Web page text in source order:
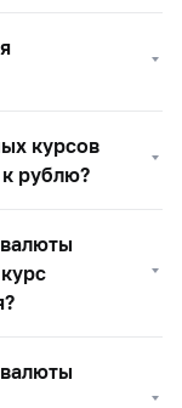
курсов
рублю?